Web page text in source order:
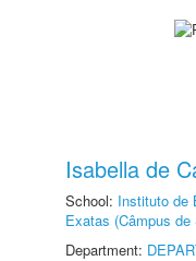
Isabella de
School: Instituto de
Exatas (Câmpus
Department: